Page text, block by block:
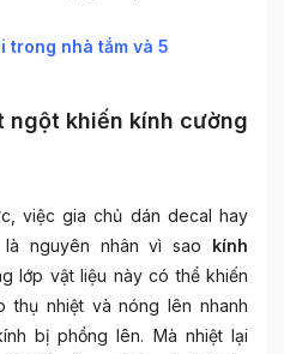
trong nhà tắm và 5
ngột khiến kính cường
việc gia chủ dán decal hay
nguyên nhân vì sao kính
lớp vật liệu này có thể khiến
thụ nhiệt và nóng lên nhanh
bị phồng lên. Mà nhiệt lại